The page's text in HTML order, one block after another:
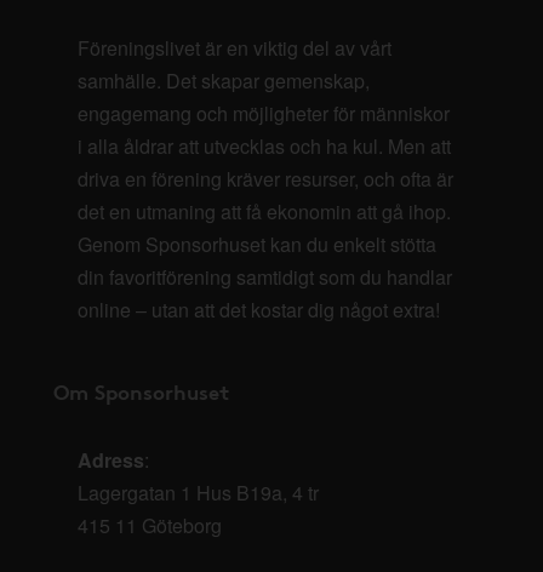
Föreningslivet är en viktig del av vårt
samhälle. Det skapar gemenskap,
engagemang och möjligheter för människor
i alla åldrar att utvecklas och ha kul. Men att
driva en förening kräver resurser, och ofta är
det en utmaning att få ekonomin att gå ihop.
Genom Sponsorhuset kan du enkelt stötta
din favoritförening samtidigt som du handlar
online – utan att det kostar dig något extra!
Om Sponsorhuset
Adress:
Lagergatan 1 Hus B19a, 4 tr
415 11 Göteborg